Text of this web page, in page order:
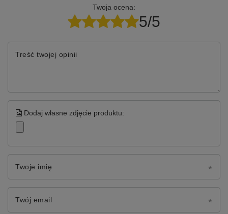
Twoja ocena:
5/5
Treść twojej opinii
Dodaj własne zdjęcie produktu:
Twoje imię
Twój email